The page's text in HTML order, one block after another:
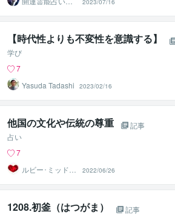
師 輪宣寿（り
んせんじゅ）
2023/07/16
【時代性よりも不変性を意識する】
学び
7
Yasuda Tadashi
2023/02/16
他国の文化や伝統の尊重
記事
占い
7
ルビー･ミッドナ
イト
2022/06/26
1208.初釜（はつがま）
記事